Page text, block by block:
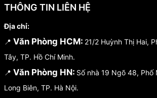
THÔNG TIN LIÊN HỆ
Địa chỉ:
📍 Văn Phòng HCM: 21/2 Huỳnh Thị Hai,
Tây, TP. Hồ Chí Minh.
📍 Văn Phòng HN: Số nhà 19 Ngõ 48, Phố
Long Biên, TP. Hà Nội.